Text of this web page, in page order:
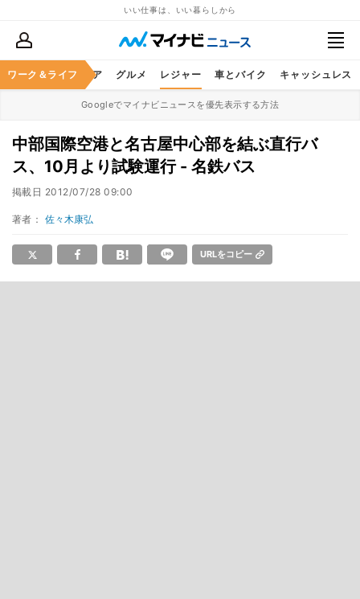
いい仕事は、いい暮らしから
ワーク＆ライフ
暮らし ヘルスケア グルメ レジャー 車とバイク キャッシュレス
Googleでマイナビニュースを優先表示する方法
中部国際空港と名古屋中心部を結ぶ直行バ
ス、10月より試験運行 - 名鉄バス
掲載日 2012/07/28 09:00
著者： 佐々木康弘
URLをコピー